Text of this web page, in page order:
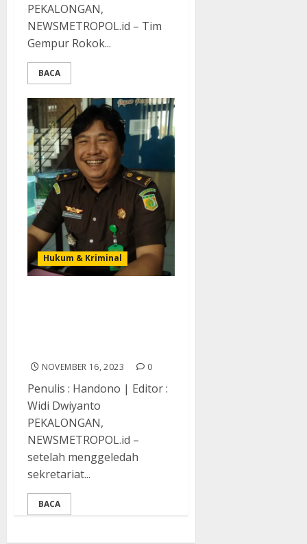
PEKALONGAN,
NEWSMETROPOL.id – Tim
Gempur Rokok...
BACA
Hukum & Kriminal
NOVEMBER 16, 2023 0
Penulis : Handono | Editor :
Widi Dwiyanto
PEKALONGAN,
NEWSMETROPOL.id –
setelah menggeledah
sekretariat...
BACA